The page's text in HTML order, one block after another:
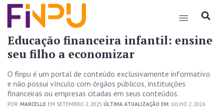
Educação financeira infantil: ensine
seu filho a economizar
O finpu é um portal de conteúdo exclusivamente informativo
e não possui vínculo com órgãos públicos, instituições
financeiras ou empresas citadas em seus conteúdos.
POR: MARCELLE EM SETEMBRO 2, 2025 ÚLTIMA ATUALIZAÇÃO EM: JULHO 2, 2026